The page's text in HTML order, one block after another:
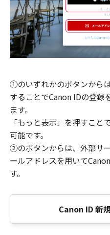
①のいずれかのボタンから
することでCanon IDの登録
ます。
「もっと表示」を押すこと
可能です。
②のボタンからは、外部サ
ールアドレスを用いて
す。
Canon ID 新